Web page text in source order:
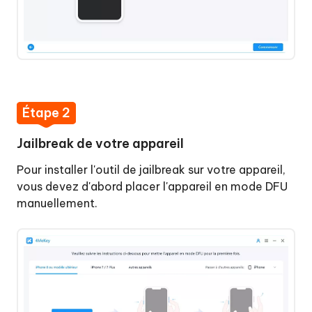
Étape 2
Jailbreak de votre appareil
Pour installer l'outil de jailbreak sur votre appareil,
vous devez d'abord placer l'appareil en mode DFU
manuellement.